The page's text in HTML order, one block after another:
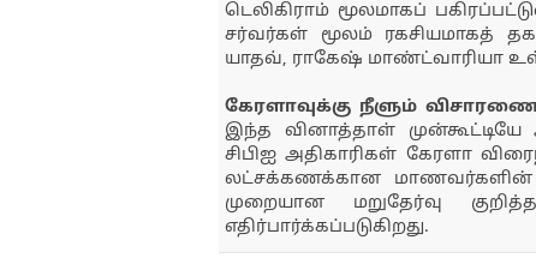
டெலிகிராம் மூலமாகப்
சர்வர்கள் மூலம் ரகசியமாகத்
யாதவ், ராகேஷ் மாண்ட்வாரியா
கேரளாவுக்கு நீளும்
இந்த வினாத்தாள்
சிபிஐ அதிகாரிகள் கேரளா
லட்சக்கணக்கான மாணவர்களின்
முறையான மறுதேர்வு
எதிர்பார்க்கப்படுகிறது.